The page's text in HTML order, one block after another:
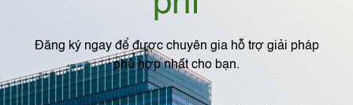
Địa chỉ cung cấp bộ chỉnh lưu mạ điện chất
Bộ chỉnh lưu mạ điện là thiết bị gần như không thể thiếu trong